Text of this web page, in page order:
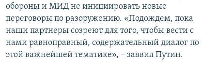
обороны и МИД не инициировать новые
переговоры по разоружению. «Подождем, пока
наши партнеры созреют для того, чтобы вести с
нами равноправный, содержательный диалог по
этой важнейшей тематике», – заявил Путин.